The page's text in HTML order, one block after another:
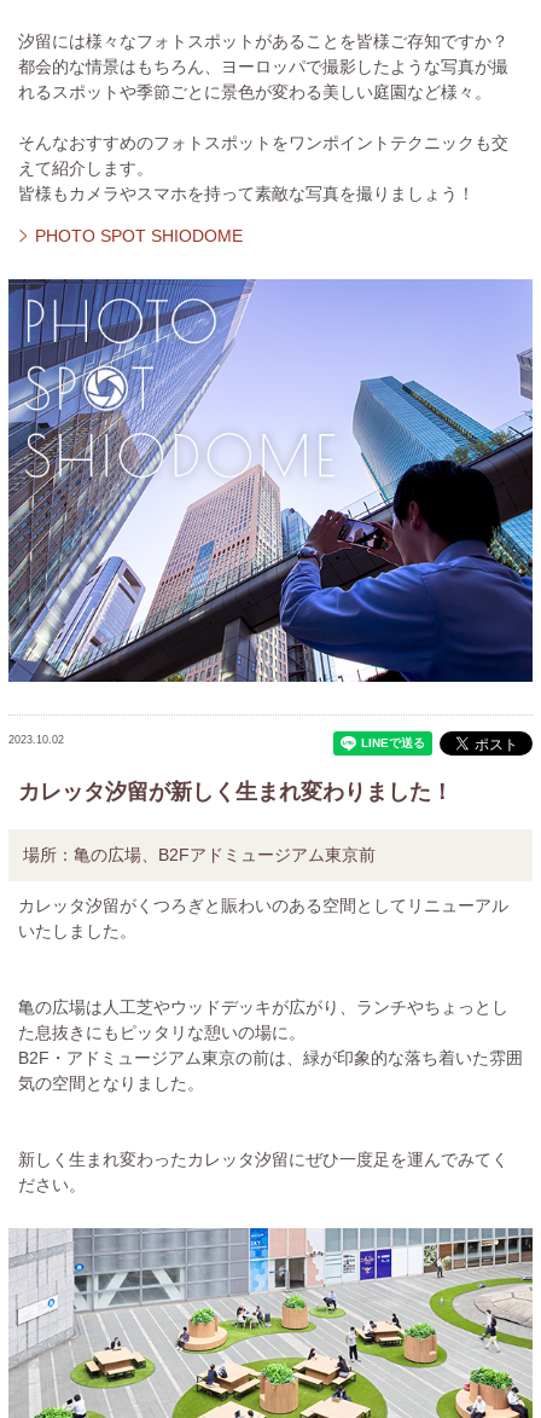
汐留には様々なフォトスポットがあることを皆様ご存知ですか？
都会的な情景はもちろん、ヨーロッパで撮影したような写真が撮
れるスポットや季節ごとに景色が変わる美しい庭園など様々。
そんなおすすめのフォトスポットをワンポイントテクニックも交
えて紹介します。
皆様もカメラやスマホを持って素敵な写真を撮りましょう！
PHOTO SPOT SHIODOME
2023.10.02
カレッタ汐留が新しく生まれ変わりました！
場所： 亀の広場、B2Fアドミュージアム東京前
カレッタ汐留がくつろぎと賑わいのある空間としてリニューアル
いたしました。
亀の広場は人工芝やウッドデッキが広がり、ランチやちょっとし
た息抜きにもピッタリな憩いの場に。
B2F・アドミュージアム東京の前は、緑が印象的な落ち着いた雰囲
気の空間となりました。
新しく生まれ変わったカレッタ汐留にぜひ一度足を運んでみてく
ださい。